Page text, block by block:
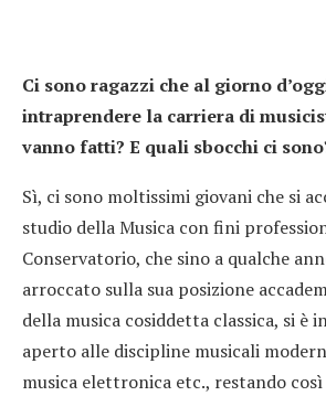
Ci sono ragazzi che al giorno
intraprendere la carriera di
vanno fatti? E quali sbocchi ci
Sì, ci sono moltissimi giovani che si
studio della Musica con fini
Conservatorio, che sino a qualche
arroccato sulla sua posizione
della musica cosiddetta classica, si è
aperto alle discipline musicali
musica elettronica etc., restando